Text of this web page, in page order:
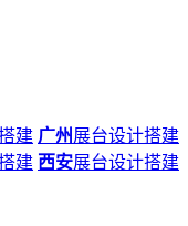
建 广州展台设计搭建
建 西安展台设计搭建